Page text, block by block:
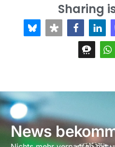
Sharing
News